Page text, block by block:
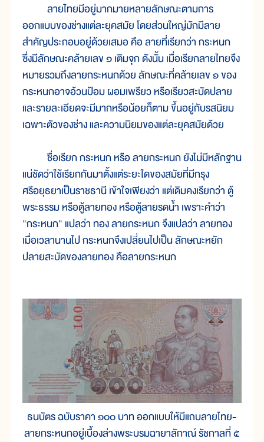
ลายไทยมีอยู่มากมายหลายลักษณะตามการ
ออกแบบของช่างแต่ละยุคสมัย โดยส่วนใหญ่มักมีลาย
สำคัญประกอบอยู่ด้วยเสมอ คือ ลายที่เรียกว่า กระหนก
ซึ่งมีลักษณะคล้ายเลข ๑ เติมจุก ดังนั้น เมื่อเรียกลายไทยจึง
หมายรวมถึงลายกระหนกด้วย ลักษณะที่คล้ายเลข ๑ ของ
กระหนกอาจอ้วนป้อม ผอมเพรียว หรือเรียวสะบัดปลาย
และรายละเอียดจะมีมากหรือน้อยก็ตาม ขึ้นอยู่กับรสนิยม
เฉพาะตัวของช่าง และความนิยมของแต่ละยุคสมัยด้วย
ชื่อเรียก กระหนก หรือ ลายกระหนก ยังไม่มีหลักฐาน
แน่ชัดว่าใช้เรียกกันมาตั้งแต่ระยะใดของสมัยที่มีกรุง
ศรีอยุธยาเป็นราชธานี เข้าใจเพียงว่า แต่เดิมคงเรียกว่า ตู้
พระธรรม หรือตู้ลายทอง หรือตู้ลายรดน้ำ เพราะคำว่า
"กระหนก" แปลว่า ทอง ลายกระหนก จึงแปลว่า ลายทอง
เมื่อเวลานานไป กระหนกจึงเปลี่ยนไปเป็น ลักษณะหยัก
ปลายสะบัดของลายทอง คือลายกระหนก
ธนบัตร ฉบับราคา ๑๐๐ บาท ออกแบบให้มีแถบลายไทย-
ลายกระหนกอยู่เบื้องล่างพระบรมฉายาลักาณ์ รัชกาลที่ ๕